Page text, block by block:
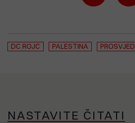
DC ROJC PALESTINA PROSVJED
NASTAVITE ČITATI